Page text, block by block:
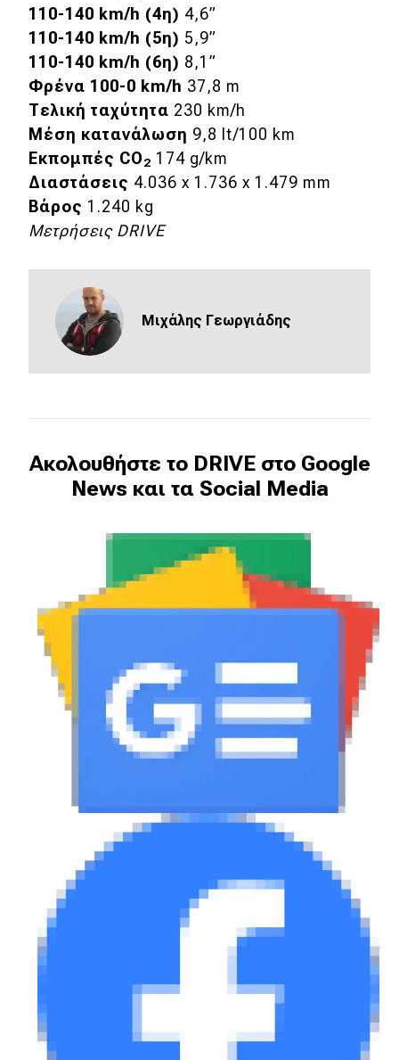
110-140 km/h (4η) 4,6”
110-140 km/h (5η) 5,9”
110-140 km/h (6η) 8,1”
Φρένα 100-0 km/h 37,8 m
Τελική ταχύτητα 230 km/h
Μέση κατανάλωση 9,8 lt/100 km
Εκπομπές CO2 174 g/km
Διαστάσεις 4.036 x 1.736 x 1.479 mm
Βάρος 1.240 kg
Μετρήσεις DRIVE
Mιχάλης Γεωργιάδης
Ακολουθήστε το DRIVE στο Google
News και τα Social Media